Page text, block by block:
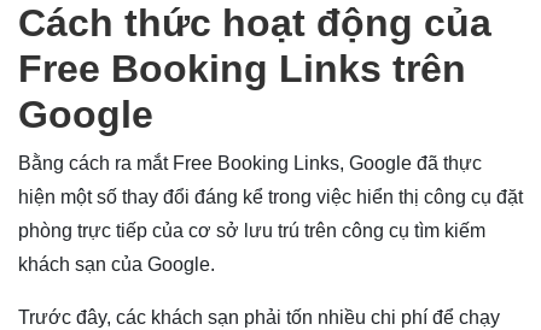
Cách thức hoạt động của
Free Booking Links trên
Google
Bằng cách ra mắt Free Booking Links, Google đã thực
hiện một số thay đổi đáng kể trong việc hiển thị công cụ đặt
phòng trực tiếp của cơ sở lưu trú trên công cụ tìm kiếm
khách sạn của Google.
Trước đây, các khách sạn phải tốn nhiều chi phí để chạy